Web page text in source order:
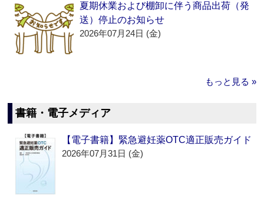
夏期休業および棚卸に伴う商品出荷（発
送）停止のお知らせ
2026年07月24日 (金)
もっと見る »
書籍・電子メディア
【電子書籍】緊急避妊薬OTC適正販売ガイド
2026年07月31日 (金)